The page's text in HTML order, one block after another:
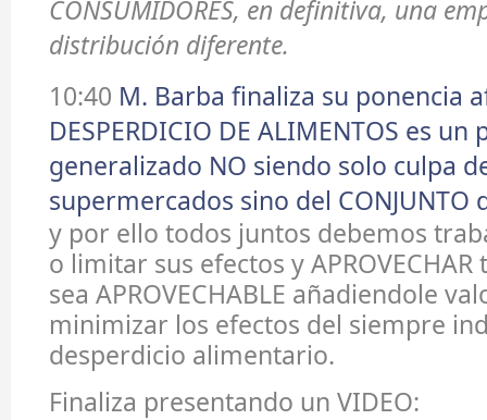
CONSUMIDORES, en definitiva, una
distribución diferente.
10:40 M. Barba finaliza su ponencia
DESPERDICIO DE ALIMENTOS es
generalizado NO siendo solo culpa
supermercados sino del CONJUNTO
y por ello todos juntos debemos
o limitar sus efectos y
sea APROVECHABLE añadiendole
minimizar los efectos del siempre
desperdicio alimentario.
Finaliza presentando un VIDEO: